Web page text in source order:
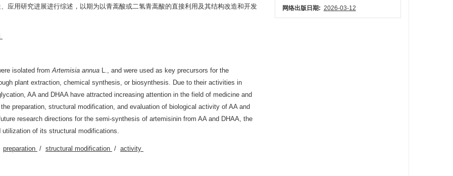
应用研究进展进行综述，以期为以青蒿酸或二氢青蒿酸的直接利用及其结构改造和开发
isolated from Artemisia annua L., and were used as key precursors for the
plant extraction, chemical synthesis, or biosynthesis. Due to their activities in
AA and DHAA have attracted increasing attention in the field of medicine and
preparation, structural modification, and evaluation of biological activity of AA and
research directions for the semi-synthesis of artemisinin from AA and DHAA, the
of its structural modifications.
preparation / structural modification / activity
网络出版日期: 2026-03-12